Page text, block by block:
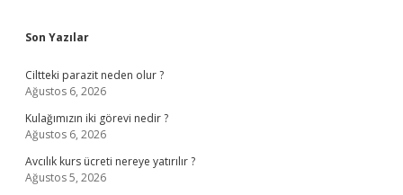
Sidebar
Son Yazılar
Ciltteki parazit neden olur ?
Ağustos 6, 2026
Kulağımızın iki görevi nedir ?
Ağustos 6, 2026
Avcılık kurs ücreti nereye yatırılır ?
Ağustos 5, 2026